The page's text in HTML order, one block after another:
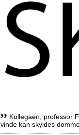
,, Kollegaen, professor
vinde kan skyldes